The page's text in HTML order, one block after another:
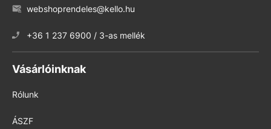
webshoprendeles@kello.hu
+36 1 237 6900 / 3-as mellék
Vásárlóinknak
Rólunk
ÁSZF